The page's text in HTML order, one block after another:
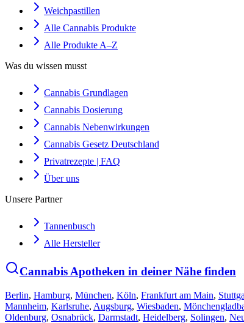
Weichpastillen
Alle Cannabis Produkte
Alle Produkte A–Z
Was du wissen musst
Cannabis Grundlagen
Cannabis Dosierung
Cannabis Nebenwirkungen
Cannabis Gesetz Deutschland
Privatrezepte | FAQ
Über uns
Unsere Partner
Tannenbusch
Alle Hersteller
Cannabis Apotheken in deiner Nähe finden
Berlin, Hamburg, München, Köln, Frankfurt am Main,
Mannheim, Karlsruhe, Augsburg, Wiesbaden,
Oldenburg, Osnabrück, Darmstadt, Heidelberg, Solingen,